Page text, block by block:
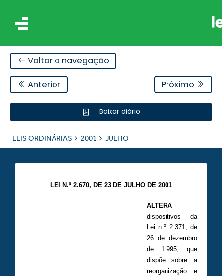
Voltar a navegação
Anterior Próximo
Baixar diário
LEIS ORDINÁRIAS 2001 JULHO
LEI N.º 2.670, DE 23 DE JULHO DE 2001
ALTERA
dispositivos da
Lei n.º 2.371, de
26 de dezembro
de 1.995, que
dispõe sobre a
reorganização e